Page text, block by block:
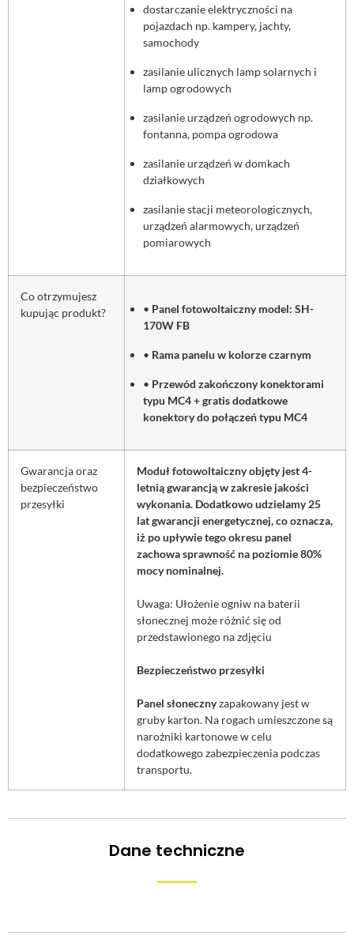
dostarczanie elektryczności na
pojazdach np. kampery, jachty,
samochody
zasilanie ulicznych lamp solarnych i
lamp ogrodowych
zasilanie urządzeń ogrodowych np.
fontanna, pompa ogrodowa
zasilanie urządzeń w domkach
działkowych
zasilanie stacji meteorologicznych,
urządzeń alarmowych, urządzeń
pomiarowych
Co otrzymujesz
kupując produkt?
• Panel fotowoltaiczny model: SH-
170W FB
• Rama panelu w kolorze czarnym
• Przewód zakończony konektorami
typu MC4 + gratis dodatkowe
konektory do połączeń typu MC4
Gwarancja oraz
bezpieczeństwo
przesyłki
Moduł fotowoltaiczny objęty jest 4-
letnią gwarancją w zakresie jakości
wykonania. Dodatkowo udzielamy 25
lat gwarancji energetycznej, co oznacza,
iż po upływie tego okresu panel
zachowa sprawność na poziomie 80%
mocy nominalnej.
Uwaga: Ułożenie ogniw na baterii
słonecznej może różnić się od
przedstawionego na zdjęciu
Bezpieczeństwo przesyłki
Panel słonecznyzapakowany jest w
gruby karton. Na rogach umieszczone są
narożniki kartonowe w celu
dodatkowego zabezpieczenia podczas
transportu.
Dane techniczne